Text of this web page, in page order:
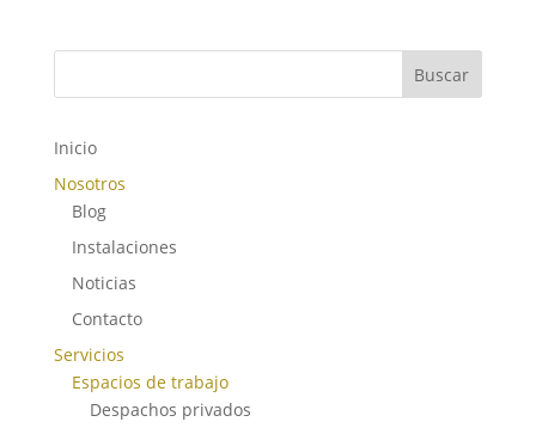
Buscar
Inicio
Nosotros
Blog
Instalaciones
Noticias
Contacto
Servicios
Espacios de trabajo
Despachos privados